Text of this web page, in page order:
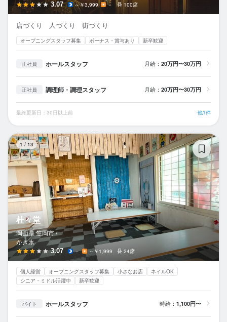
3.07 ～￥3,999 － 100席
店づくり 人づくり 街づくり
オープニングスタッフ募集 ボーナス・賞与あり 新卒歓迎
正社員 ホールスタッフ 月給： 20万円〜30万円
正社員 調理師・調理スタッフ 月給： 20万円〜30万円
最終更新日：30日以上前 他1件
1 / 13
杜々堂
岡山県 笠岡市 /
かき氷
3.07 － ～￥1,999 24席
個人経営 オープニングスタッフ募集 小さなお店
ネイルOK
シニア・ミドル活躍中
新卒歓迎
バイト ホールスタッフ 時給： 1,100円〜